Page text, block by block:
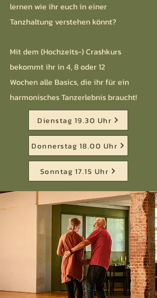
lernen wie ihr euch in einer
Tanzhaltung verstehen könnt?
Mit dem (Hochzeits-) Crashkurs
bekommt ihr in 4, 8 oder 12
Wochenalle Basics, die ihr für ein
harmonisches Tanzerlebnis braucht!
Dienstag 19.30 Uhr
Donnerstag 18.00 Uhr
Sonntag 17.15 Uhr